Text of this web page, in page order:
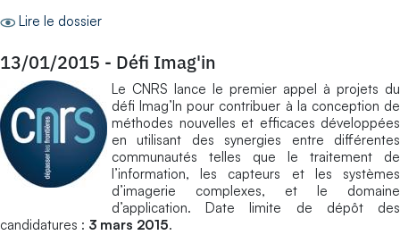
Lire le dossier
13/01/2015 - Défi Imag'in
Le CNRS lance le premier appel à projets du
défi Imag’In pour contribuer à la conception de
méthodes nouvelles et efficaces développées
en utilisant des synergies entre différentes
communautés telles que le traitement de
l’information, les capteurs et les systèmes
d’imagerie complexes, et le domaine
d’application. Date limite de dépôt des
candidatures : 3 mars 2015.